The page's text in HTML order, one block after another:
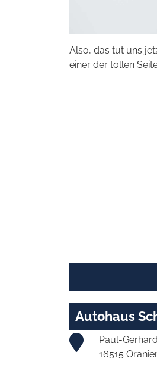
Also, das tut uns
einer der tollen
Autohaus
Paul-
16515